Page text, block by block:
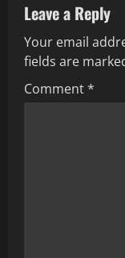
a
v
i
Leave a Reply
Your email
fields are
Comment*